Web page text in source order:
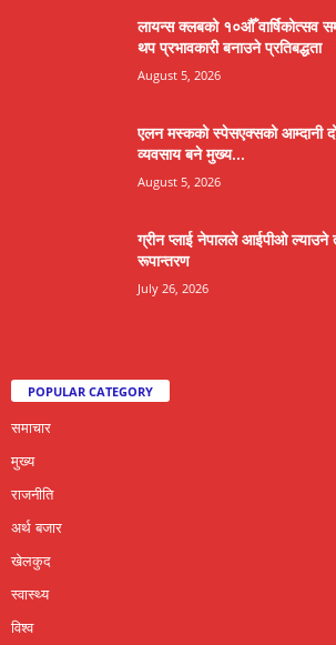
लायन्स क्लबको १०औँ वार्षिकोत्सव
थप प्रभावकारी बनाउने प्रतिबद्धता
August 5, 2026
एलन मस्कको स्पेसएक्सको आम्दानी
व्यवसाय बने मुख्य...
August 5, 2026
ग्रीन प्लाई नेपालले आईपीओ ल्याउने
रूपान्तरण
July 26, 2026
POPULAR CATEGORY
समाचार
मुख्य
राजनीति
अर्थ बजार
खेलकुद
स्वास्थ्य
विश्व